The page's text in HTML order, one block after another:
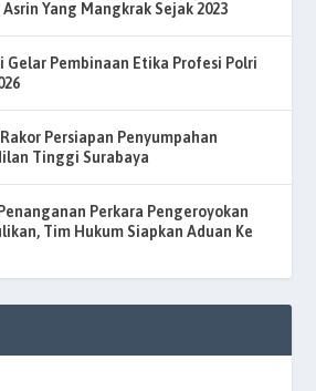
Yang Mangkrak Sejak 2023
Gelar Pembinaan Etika Profesi Polri
Persiapan Penyumpahan
Tinggi Surabaya
Perkara Pengeroyokan
Tim Hukum Siapkan Aduan Ke